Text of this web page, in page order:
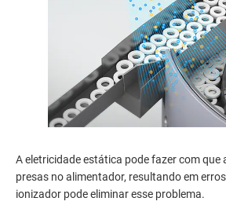
A eletricidade estática pode fazer com que
presas no alimentador, resultando em
ionizador pode eliminar esse problema.